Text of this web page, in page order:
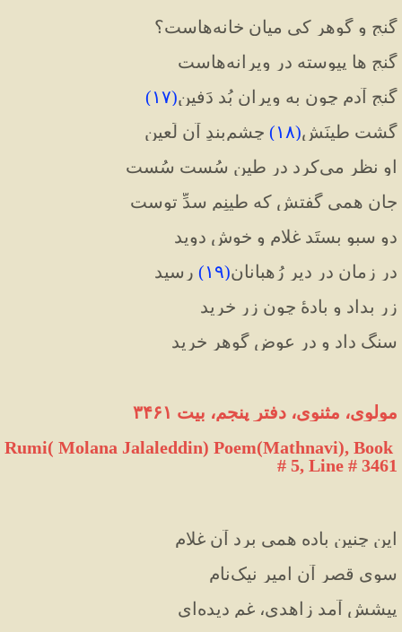
گنج و گوهر کی میانِ خانه‌هاست؟
گنج ها پیوسته در ویرانه‌هاست
گنجِ آدم چون به ویران بُد دَفین(۱۷)
گشت طینَش(۱۸) چشم‌بندِ آن لَعین
او نظر می‌کرد در طین سُست سُست
جان همی ‌گفتش که طینِم سدِّ توست
دو سبو بِستَد غلام و خوش دوید
در زمان در دیرِ رُهبانان(۱۹) رسید
زر بداد و بادهٔ چون زر خرید
سنگ داد و در عوض گوهر خرید
مولوی، مثنوی، دفتر پنجم، بیت ۳۴۶۱
Rumi( Molana Jalaleddin) Poem(Mathnavi), Book
# 5, Line # 3461
این چنین باده همی ‌برد آن غلام
سوی قصرِ آن امیرِ نیک‌نام
پیشش آمد زاهدی، غم دیده‌ای